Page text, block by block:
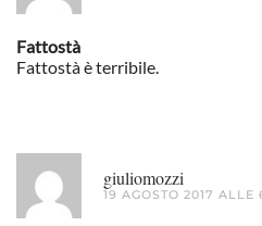
Fattostà
Fattostà è terribile.
giuliomozzi
19 AGOSTO 2017 ALLE